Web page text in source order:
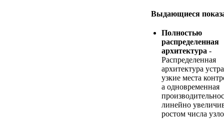
Выдающиеся
Полностью
распределенная
архитектура -
Распределенная
архитектура
узкие места
а одновременная
линейно
ростом числа